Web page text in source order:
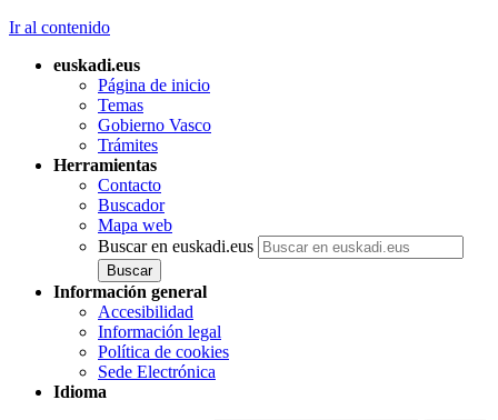
Ir al contenido
euskadi.eus
Página de inicio
Temas
Gobierno Vasco
Trámites
Herramientas
Contacto
Buscador
Mapa web
Buscar en euskadi.eus
Información general
Accesibilidad
Información legal
Política de cookies
Sede Electrónica
Idioma